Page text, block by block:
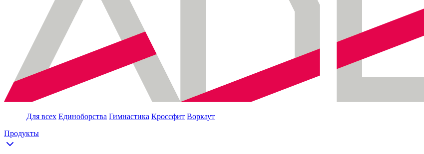
Для всех Единоборства Гимнастика Кроссфит Воркаут
Продукты